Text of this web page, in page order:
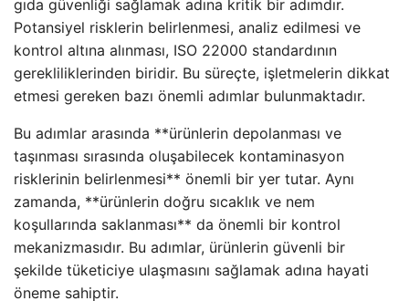
gıda güvenliği sağlamak adına kritik bir adımdır.
Potansiyel risklerin belirlenmesi, analiz edilmesi ve
kontrol altına alınması, ISO 22000 standardının
gerekliliklerinden biridir. Bu süreçte, işletmelerin dikkat
etmesi gereken bazı önemli adımlar bulunmaktadır.
Bu adımlar arasında **ürünlerin depolanması ve
taşınması sırasında oluşabilecek kontaminasyon
risklerinin belirlenmesi** önemli bir yer tutar. Aynı
zamanda, **ürünlerin doğru sıcaklık ve nem
koşullarında saklanması** da önemli bir kontrol
mekanizmasıdır. Bu adımlar, ürünlerin güvenli bir
şekilde tüketiciye ulaşmasını sağlamak adına hayati
öneme sahiptir.